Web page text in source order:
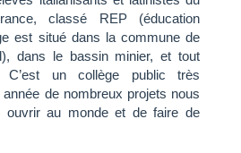
classé REP (éducation
est situé dans la commune de
dans le bassin minier, et tout
C’est un collège public très
de nombreux projets nous
ouvrir au monde et de faire de